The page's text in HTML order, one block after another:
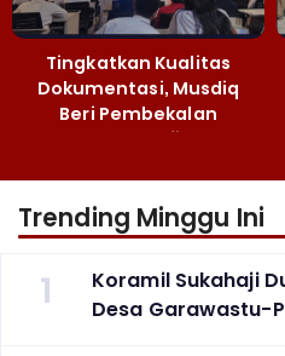
Tingkatkan Kualitas
Dokumentasi, Musdiq
Beri Pembekalan
Fotografi ‎
Trending Minggu Ini
1
Koramil Sukahaji
Desa Garawastu-